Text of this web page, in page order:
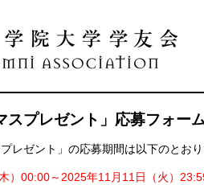
スプレゼント」応募フォー
レゼント」の応募期間は以下のとおり
）00:00～2025年11月11日（火）